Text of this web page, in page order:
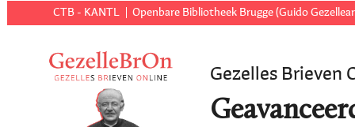
CTB - KANTL Openbare Bibliotheek Brugge (Guido
Gezelles Brieven